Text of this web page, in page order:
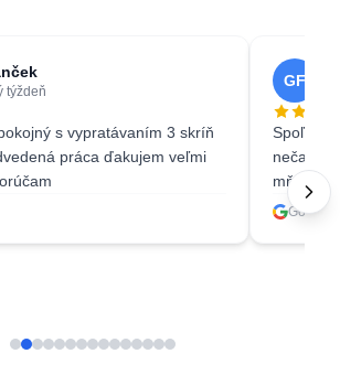
s vypratávaním 3 skríň
práca ďakujem veľmi
GF
3
nečakala
mňa ešte
Google